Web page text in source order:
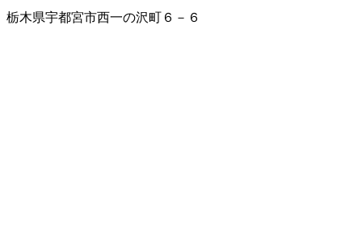
栃木県宇都宮市西一の沢町６－６